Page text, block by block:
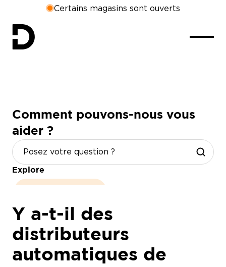
Certains magasins sont ouverts
Comment pouvons-nous vous
aider ?
Explore
Y a-t-il des
distributeurs
automatiques de